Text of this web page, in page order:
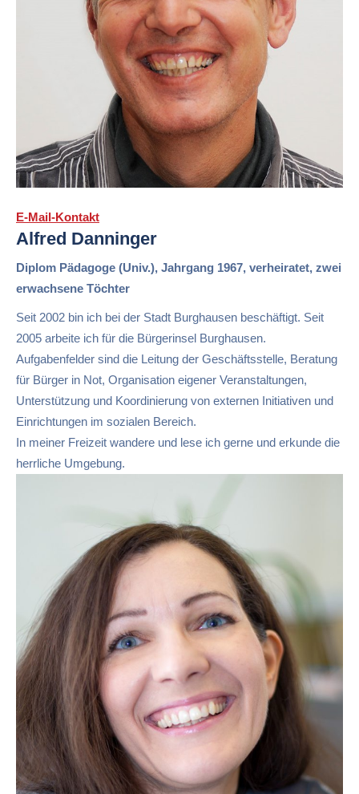
E-Mail-Kontakt
Alfred Danninger
Diplom Pädagoge (Univ.), Jahrgang 1967, verheiratet, zwei
erwachsene Töchter
Seit 2002 bin ich bei der Stadt Burghausen beschäftigt. Seit
2005 arbeite ich für die Bürgerinsel Burghausen.
Aufgabenfelder sind die Leitung der Geschäftsstelle, Beratung
für Bürger in Not, Organisation eigener Veranstaltungen,
Unterstützung und Koordinierung von externen Initiativen und
Einrichtungen im sozialen Bereich.
In meiner Freizeit wandere und lese ich gerne und erkunde die
herrliche Umgebung.